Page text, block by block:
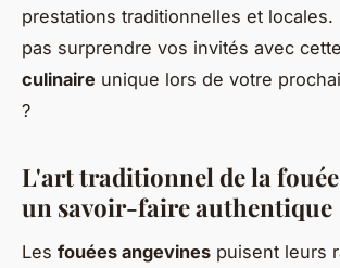
prestations traditionnelles et locales.
pas surprendre vos invités avec cette
culinaire unique lors de votre
?
L'art traditionnel de la
un savoir-faire authentique
Les fouées angevines puisent leurs